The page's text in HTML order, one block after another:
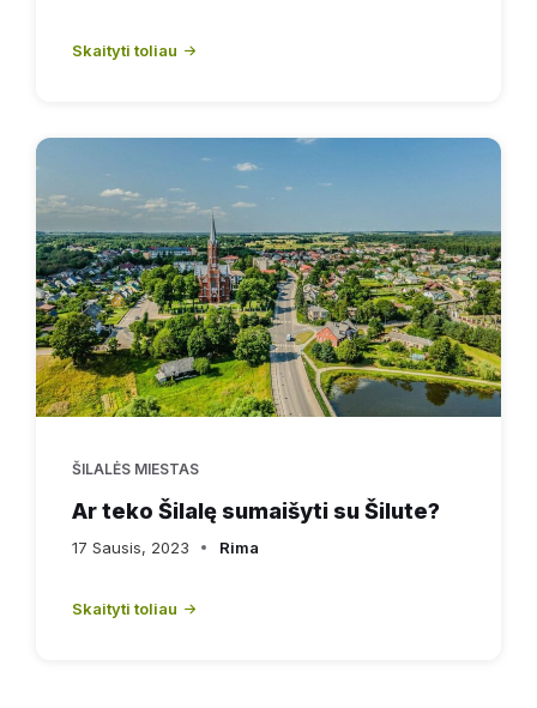
Skaityti toliau
ŠILALĖS MIESTAS
Ar teko Šilalę sumaišyti su Šilute?
17 Sausis, 2023 Rima
Skaityti toliau